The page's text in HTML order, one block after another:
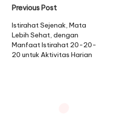
Post
navigation
Previous Post
Istirahat Sejenak, Mata
Lebih Sehat, dengan
Manfaat Istirahat 20-20-
20 untuk Aktivitas Harian